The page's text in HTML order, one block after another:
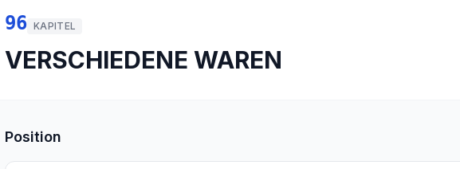
96 KAPITEL
VERSCHIEDENE WAREN
Position